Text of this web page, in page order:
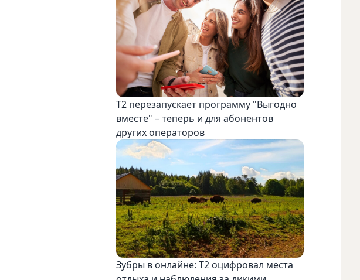
Т2 перезапускает программу "Выгодно
вместе" – теперь и для абонентов
других операторов
Зубры в онлайне: Т2 оцифровал места